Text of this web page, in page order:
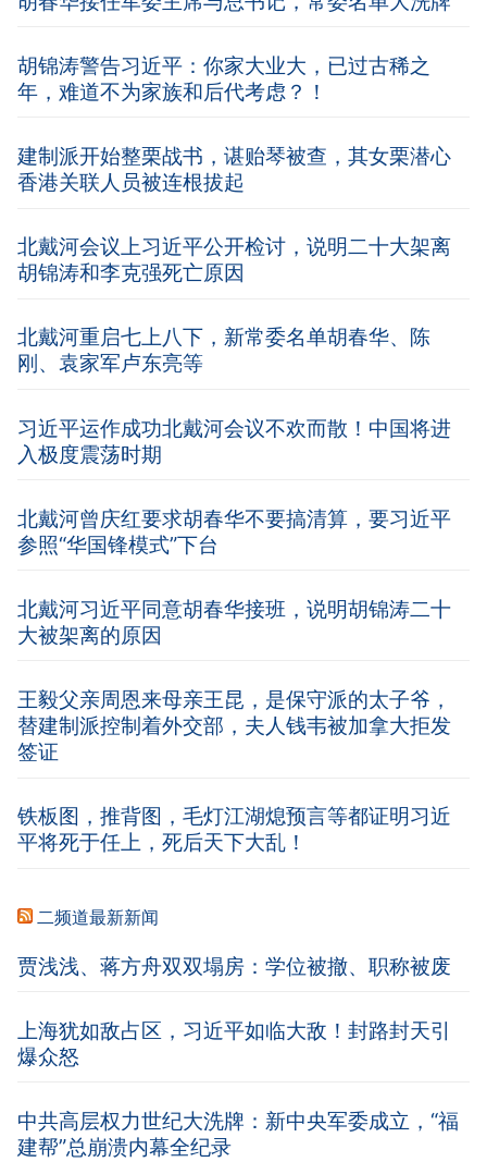
胡锦涛警告习近平：你家大业大，已过古稀之
年，难道不为家族和后代考虑？！
建制派开始整栗战书，谌贻琴被查，其女栗潜心
香港关联人员被连根拔起
北戴河会议上习近平公开检讨，说明二十大架离
胡锦涛和李克强死亡原因
北戴河重启七上八下，新常委名单胡春华、陈
刚、袁家军卢东亮等
习近平运作成功北戴河会议不欢而散！中国将进
入极度震荡时期
北戴河曾庆红要求胡春华不要搞清算，要习近平
参照“华国锋模式”下台
北戴河习近平同意胡春华接班，说明胡锦涛二十
大被架离的原因
王毅父亲周恩来母亲王昆，是保守派的太子爷，
替建制派控制着外交部，夫人钱韦被加拿大拒发
签证
铁板图，推背图，毛灯江湖熄预言等都证明习近
平将死于任上，死后天下大乱！
二频道最新新闻
贾浅浅、蒋方舟双双塌房：学位被撤、职称被废
上海犹如敌占区，习近平如临大敌！封路封天引
爆众怒
中共高层权力世纪大洗牌：新中央军委成立，“福
建帮”总崩溃内幕全纪录